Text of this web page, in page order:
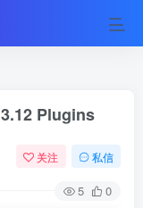
Plugins
关注 私信
5 0